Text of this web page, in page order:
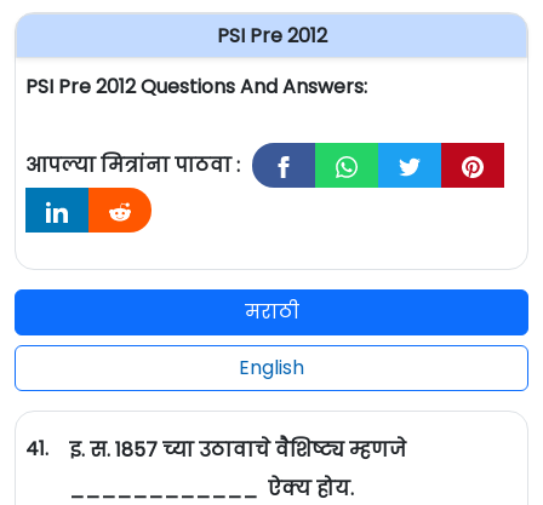
PSI Pre 2012
PSI Pre 2012 Questions And Answers:
आपल्या मित्रांना पाठवा :
मराठी
English
41.
इ. स. 1857 च्या उठावाचे वैशिष्ट्य म्हणजे
____________ ऐक्य होय.